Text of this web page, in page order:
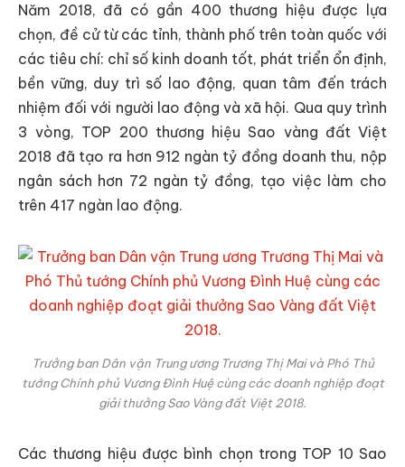
Năm 2018, đã có gần 400 thương hiệu được lựa
chọn, đề cử từ các tỉnh, thành phố trên toàn quốc với
các tiêu chí: chỉ số kinh doanh tốt, phát triển ổn định,
bền vững, duy trì số lao động, quan tâm đến trách
nhiệm đối với người lao động và xã hội. Qua quy trình
3 vòng, TOP 200 thương hiệu Sao vàng đất Việt
2018 đã tạo ra hơn 912 ngàn tỷ đồng doanh thu, nộp
ngân sách hơn 72 ngàn tỷ đồng, tạo việc làm cho
trên 417 ngàn lao động.
Trưởng ban Dân vận Trung ương Trương Thị Mai và Phó Thủ
tướng Chính phủ Vương Đình Huệ cùng các doanh nghiệp đoạt
giải thưởng Sao Vàng đất Việt 2018.
Các thương hiệu được bình chọn trong TOP 10 Sao